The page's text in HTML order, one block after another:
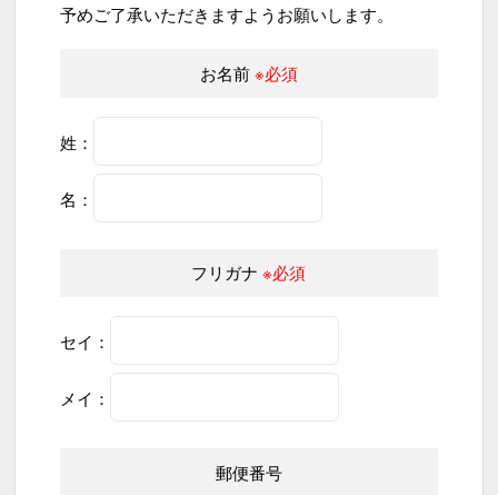
予めご了承いただきますようお願いします。
お名前※必須
姓：
名：
フリガナ ※必須
セイ：
メイ：
郵便番号